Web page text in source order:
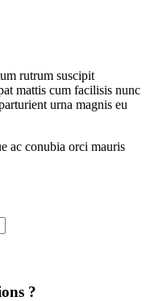
rutrum suscipit
mattis cum facilisis nunc
urna magnis eu
ac conubia orci mauris
?